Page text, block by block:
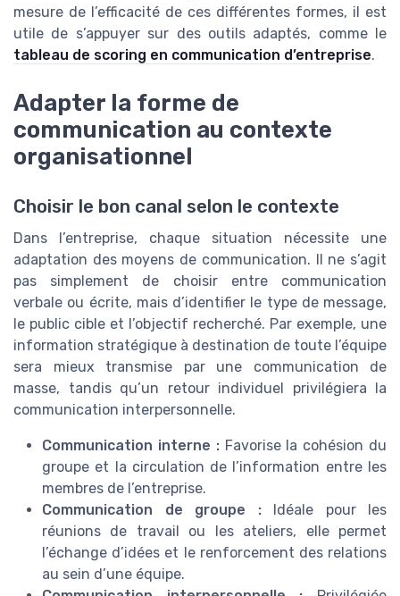
mesure de l’efficacité de ces différentes formes, il est
utile de s’appuyer sur des outils adaptés, comme le
tableau de scoring en communication d’entreprise.
Adapter la forme de
communication au contexte
organisationnel
Choisir le bon canal selon le contexte
Dans l’entreprise, chaque situation nécessite une
adaptation des moyens de communication. Il ne s’agit
pas simplement de choisir entre communication
verbale ou écrite, mais d’identifier le type de message,
le public cible et l’objectif recherché. Par exemple, une
information stratégique à destination de toute l’équipe
sera mieux transmise par une communication de
masse, tandis qu’un retour individuel privilégiera la
communication interpersonnelle.
Communication interne :Favorise la cohésion du
groupe et la circulation de l’information entre les
membres de l’entreprise.
Communication de groupe :Idéale pour les
réunions de travail ou les ateliers, elle permet
l’échange d’idées et le renforcement des relations
au sein d’une équipe.